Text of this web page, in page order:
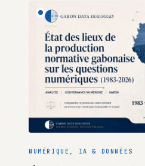
NUMÉRIQUE, IA & DONNÉES